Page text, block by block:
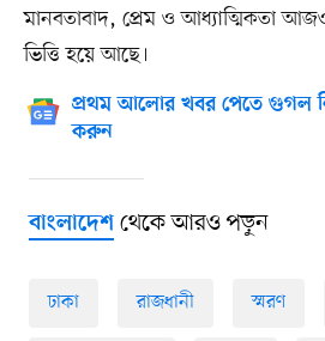
মানবতাবাদ, প্রেম ও আধ্যাত্মিকতা
ভিত্তি হয়ে আছে।
প্রথম আলোর খবর পেতে গুগল
করুন
বাংলাদেশথেকে আরও পড়ুন
ঢাকা রাজধানী স্মরণ